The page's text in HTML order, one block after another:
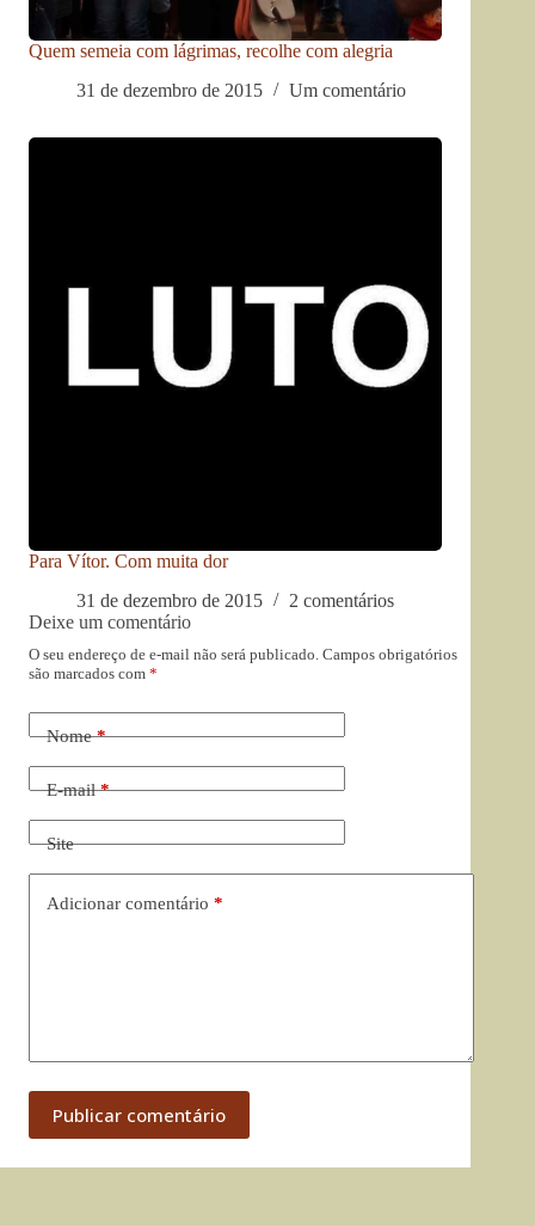
Quem semeia com lágrimas, recolhe com alegria
31 de dezembro de 2015
Um comentário
Para Vítor. Com muita dor
31 de dezembro de 2015
2 comentários
Deixe um comentário
O seu endereço de e-mail não será publicado. Campos obrigatórios
são marcados com *
Nome*
E-mail*
Site
Adicionar comentário *
Publicar comentário